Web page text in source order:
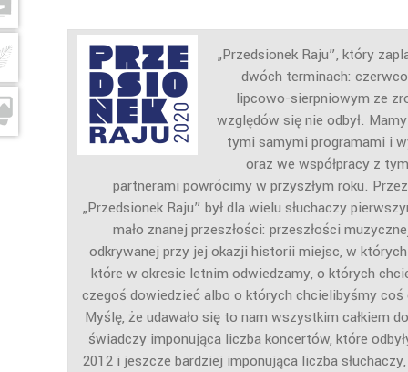
„Przedsionek Raju”, który
dwóch terminach:
lipcowo-sierpniowym ze
względów się nie odbył.
tymi samymi programami i
oraz we współpracy z
partnerami powrócimy w przyszłym roku.
„Przedsionek Raju” był dla wielu słuchaczy
mało znanej przeszłości: przeszłości
odkrywanej przy jej okazji historii miejsc, w
które w okresie letnim odwiedzamy, o których
czegoś dowiedzieć albo o których chcielibyśmy
Myślę, że udawało się to nam wszystkim całkiem
świadczy imponująca liczba koncertów, które
2012 i jeszcze bardziej imponująca liczba